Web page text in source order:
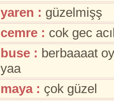
yaren : güzelmişş
cemre : cok gec
buse : berbaaaat
yaa
maya : çok güzel